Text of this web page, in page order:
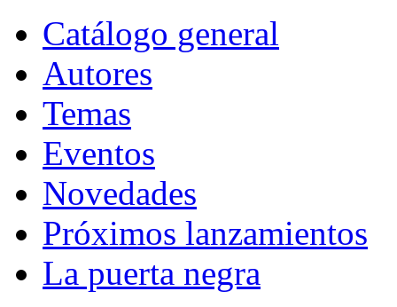
Catálogo general
Autores
Temas
Eventos
Novedades
Próximos lanzamientos
La puerta negra